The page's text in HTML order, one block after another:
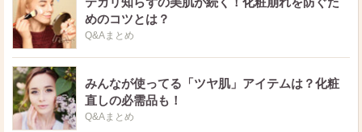
めのコツとは？
Q&Aまとめ
みんなが使ってる「ツヤ肌」アイテムは？化粧
直しの必需品も！
Q&Aまとめ